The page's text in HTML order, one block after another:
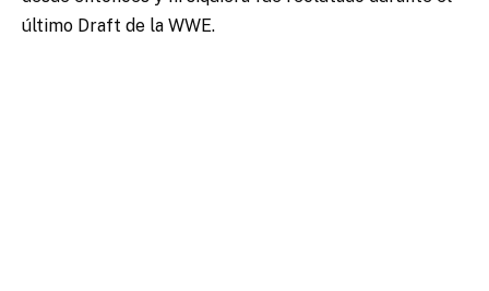
último Draft de la WWE.